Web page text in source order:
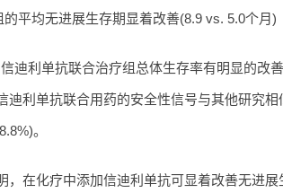
平均无进展生存期显着改善(8.9 vs. 5.0个月)
迪利单抗联合治疗组总体生存率有明显的改
迪利单抗联合用药的安全性信号与其他研究
。
，在化疗中添加信迪利单抗可显着改善无进